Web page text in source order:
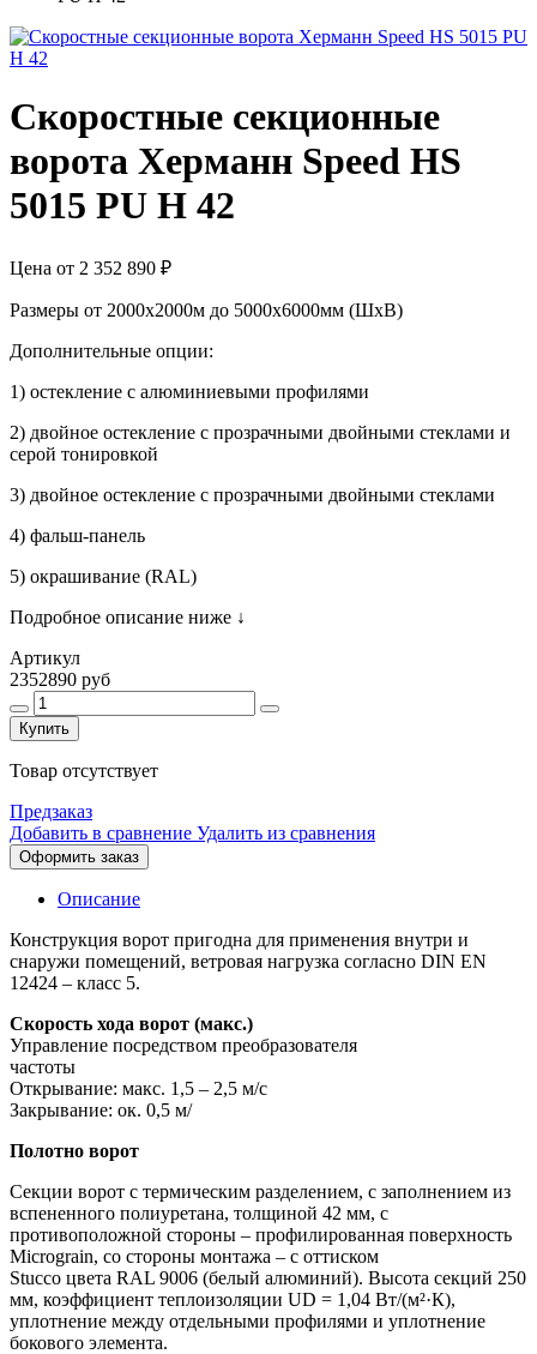
Скоростные секционные
ворота Херманн Speed HS
5015 PU H 42
Цена от 2 352 890 ₽
Размеры от 2000х2000м до 5000х6000мм (ШхВ)
Дополнительные опции:
1) остекление с алюминиевыми профилями
2) двойное остекление с прозрачными двойными стеклами и
серой тонировкой
3) двойное остекление с прозрачными двойными стеклами
4) фальш-панель
5) окрашивание (RAL)
Подробное описание ниже ↓
Артикул
2352890 руб
Купить
Товар отсутствует
Предзаказ
Добавить в сравнение Удалить из сравнения
Оформить заказ
Описание
Конструкция ворот пригодна для применения внутри и
снаружи помещений, ветровая нагрузка согласно DIN EN
12424 – класс 5.
Скорость хода ворот (макс.)
Управление посредством преобразователя
частоты
Открывание: макс. 1,5 – 2,5 м/с
Закрывание: ок. 0,5 м/
Полотно ворот
Секции ворот с термическим разделением, с заполнением из
вспененного полиуретана, толщиной 42 мм, с
противоположной стороны – профилированная поверхность
Micrograin, со стороны монтажа – с оттиском
Stucco цвета RAL 9006 (белый алюминий). Высота секций 250
мм, коэффициент теплоизоляции UD = 1,04 Вт/(м²·К),
уплотнение между отдельными профилями и уплотнение
бокового элемента.